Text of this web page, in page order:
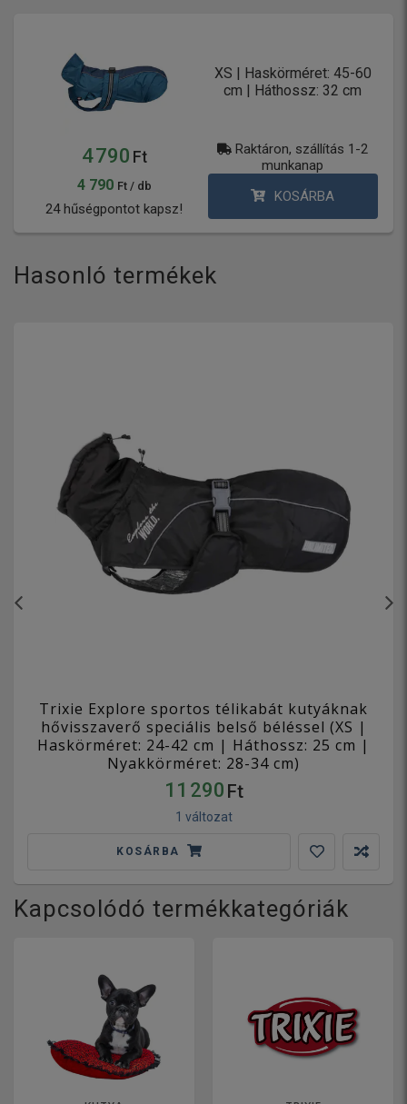
XS | Haskörméret: 45-60
cm | Háthossz: 32 cm
4 790 Ft
4 790 Ft / db
24 hűségpontot kapsz!
Raktáron, szállítás 1-2
munkanap
KOSÁRBA
Hasonló termékek
Trixie Explore sportos télikabát kutyáknak
hővisszaverő speciális belső béléssel (XS |
Haskörméret: 24-42 cm | Háthossz: 25 cm |
Nyakkörméret: 28-34 cm)
11 290 Ft
1 változat
KOSÁRBA
Kapcsolódó termékkategóriák